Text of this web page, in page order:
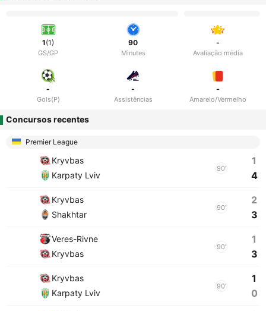
1(1)
GS/GP
90
Minutes
-
Avaliação média
-
Gols(P)
-
Assistências
-
Amarelo/Vermelho
Concursos recentes
Premier League
Kryvbas
Karpaty Lviv
90'
1
4
Kryvbas
Shakhtar
90'
2
3
Veres-Rivne
Kryvbas
90'
1
3
Kryvbas
Karpaty Lviv
90'
1
0